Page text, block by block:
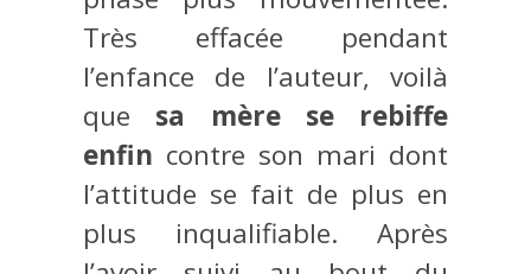
Très effacée pendant
l’enfance de l’auteur, voilà
que sa mère se rebiffe
enfin contre son mari dont
l’attitude se fait de plus en
plus inqualifiable. Après